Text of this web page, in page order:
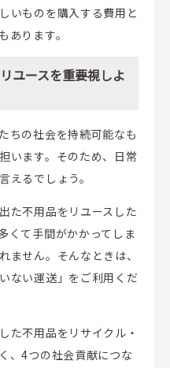
いものを購入する費用と
あります。
ユースを重要視しよ
ちの社会を持続可能なも
います。そのため、日常
えるでしょう。
た不用品をリユースした
くて手間がかかってしま
ません。そんなときは、
ない運送」をご利用くだ
た不用品をリサイクル・
、4つの社会貢献につな